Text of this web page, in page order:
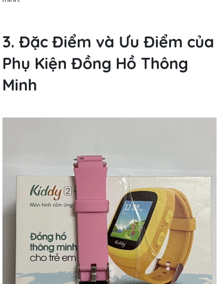
3. Đặc Điểm và Ưu Điểm của
Phụ Kiện Đồng Hồ Thông
Minh